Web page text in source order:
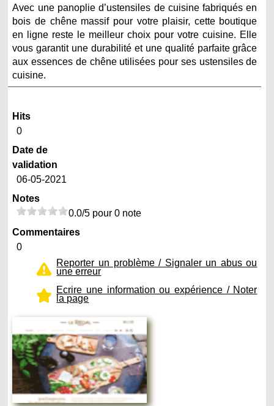
Avec une panoplie d’ustensiles de cuisine fabriqués en
bois de chêne massif pour votre plaisir, cette boutique
en ligne reste le meilleur choix pour votre cuisine. Elle
vous garantit une durabilité et une qualité parfaite grâce
aux essences de chêne utilisées pour ses ustensiles de
cuisine.
Hits
0
Date de
validation
06-05-2021
Notes
0.0/5 pour 0 note
Commentaires
0
Reporter un problème / Signaler un abus ou
une erreur
Ecrire une information ou expérience / Noter
la page